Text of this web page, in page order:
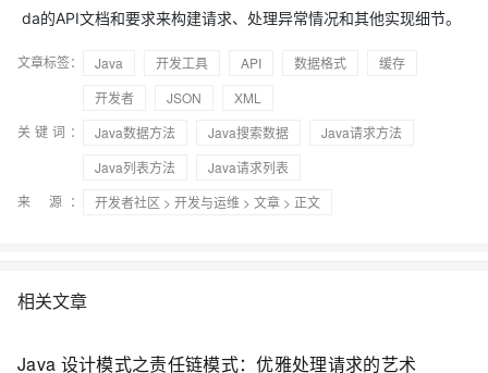
da的API文档和要求来构建请求、处理异常情况和其他实现细节。
文章标签： Java 开发工具 API 数据格式
缓存
开发者
JSON
XML
关键词：
Java数据方法 Java搜索数据
Java请求方法
Java列表方法
Java请求列表
来 源：
开发者社区 > 开发与运维 > 文章 > 正文
相关文章
Java 设计模式之责任链模式：优雅处理请求的艺术